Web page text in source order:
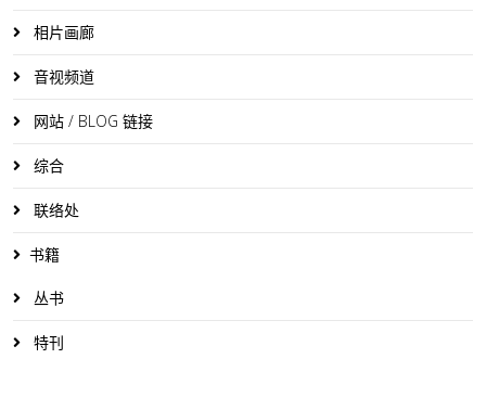
相片画廊
音视频道
网站 / BLOG 链接
综合
联络处
书籍
丛书
特刊